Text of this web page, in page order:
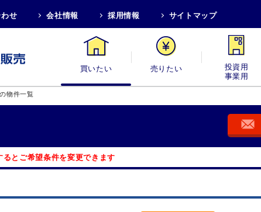
せ 会社情報 採用情報 サイトマップ
買いたい 売りたい 投資用・事業用
物件一覧
るとご希望条件を変更できます